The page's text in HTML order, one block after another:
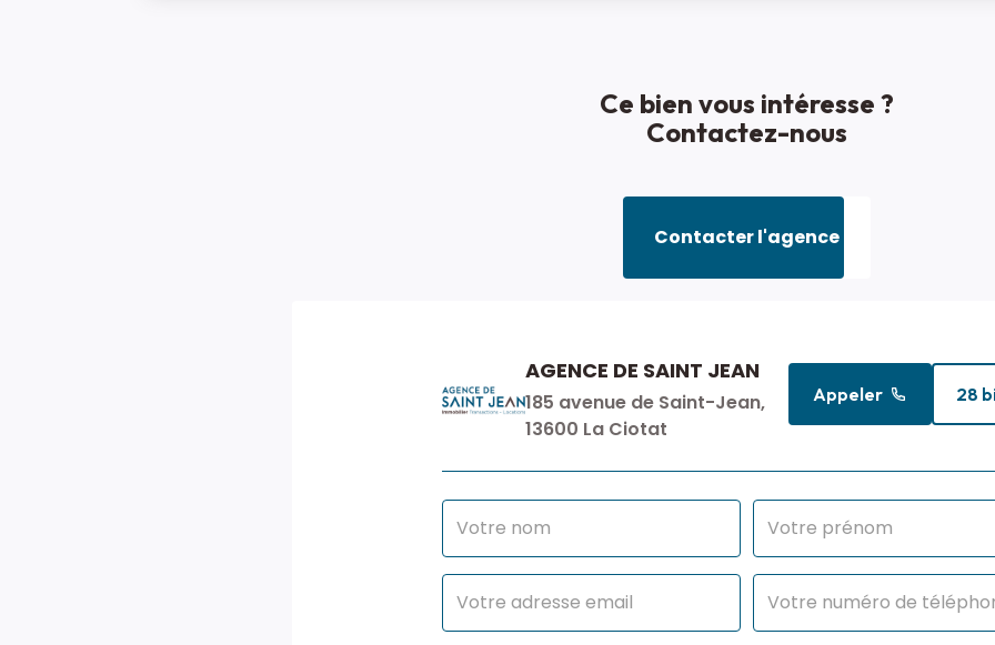
Ce bien vous intéresse ?
Contactez-nous
Contacter l'agence
AGENCE DE SAINT JEAN
185 avenue de Saint-Jean,
13600 La Ciotat
Appeler 28